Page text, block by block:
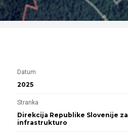
Datum
2025
Stranka
Direkcija Republike Slovenije za
infrastrukturo